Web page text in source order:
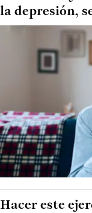
la depresión,
Hacer este